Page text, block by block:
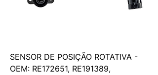
SENSOR DE POSIÇÃO ROTATIVA -
OEM: RE172651, RE191389,